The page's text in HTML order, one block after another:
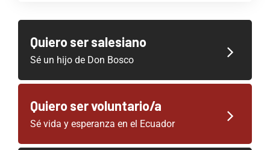
Quiero ser salesiano
Sé un hijo de Don Bosco
Quiero ser voluntario/a
Sé vida y esperanza en el Ecuador